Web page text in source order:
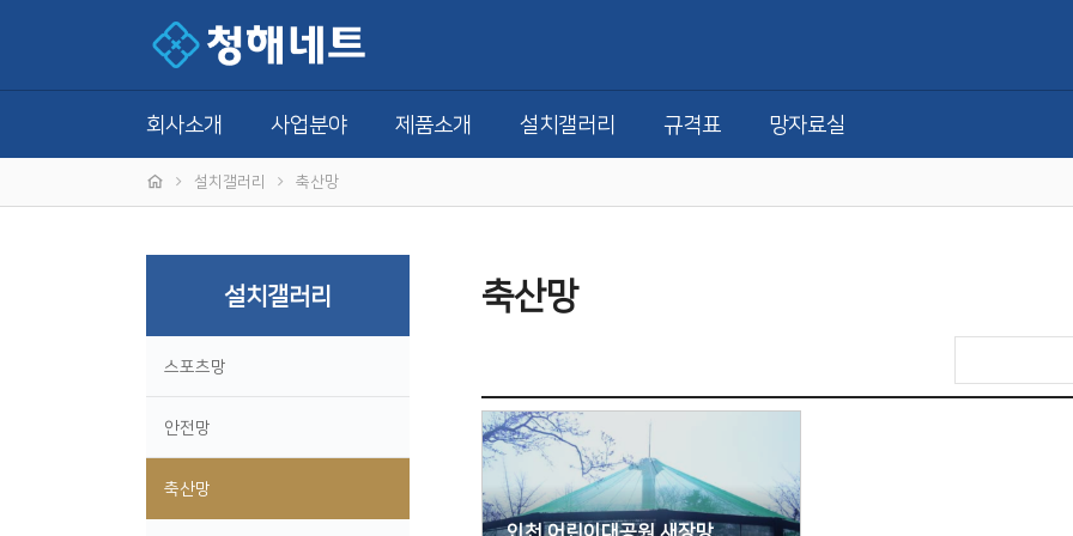
회사소개 사업분야 제품소개 설치갤러리 규격표 망자료실
설치갤러리 축산망
설치갤러리
스포츠망
안전망
축산망
축산망